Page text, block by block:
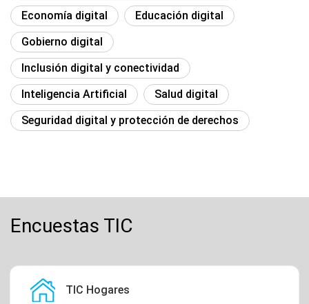
Economía digital
Educación digital
Gobierno digital
Inclusión digital y conectividad
Inteligencia Artificial
Salud digital
Seguridad digital y protección de derechos
Encuestas TIC
TIC Hogares